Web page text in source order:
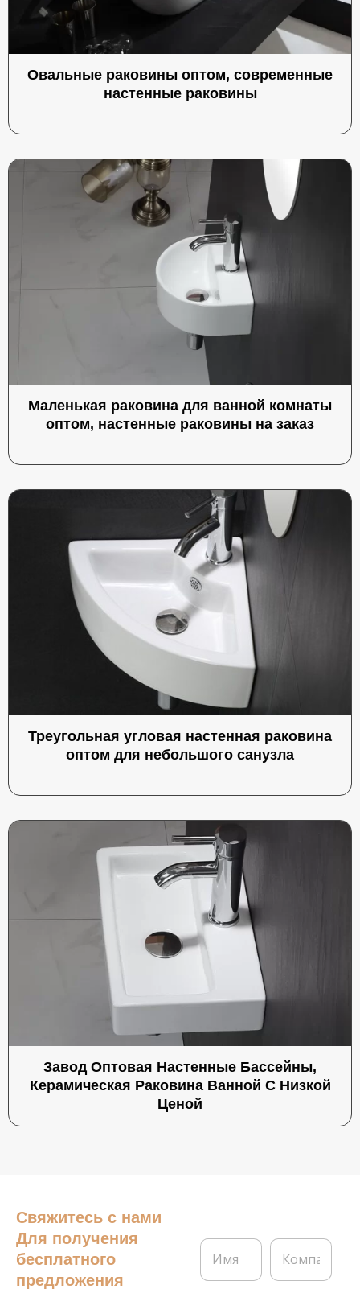
Овальные раковины оптом, современные
настенные раковины
Маленькая раковина для ванной комнаты
оптом, настенные раковины на заказ
Треугольная угловая настенная раковина
оптом для небольшого санузла
Завод Оптовая Настенные Бассейны,
Керамическая Раковина Ванной С Низкой
Ценой
Свяжитесь с нами
Для получения
бесплатного
предложения
И
я
К
м